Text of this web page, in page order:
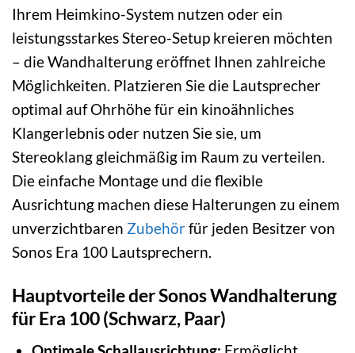
Ihrem Heimkino-System nutzen oder ein
leistungsstarkes Stereo-Setup kreieren möchten
– die Wandhalterung eröffnet Ihnen zahlreiche
Möglichkeiten. Platzieren Sie die Lautsprecher
optimal auf Ohrhöhe für ein kinoähnliches
Klangerlebnis oder nutzen Sie sie, um
Stereoklang gleichmäßig im Raum zu verteilen.
Die einfache Montage und die flexible
Ausrichtung machen diese Halterungen zu einem
unverzichtbaren Zubehörfür jeden Besitzer von
Sonos Era 100 Lautsprechern.
Hauptvorteile der Sonos Wandhalterung
für Era 100 (Schwarz, Paar)